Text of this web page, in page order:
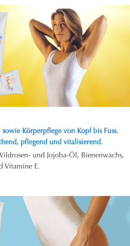
sowie Körperpflege von Kopf bis Fuss.
pflegend und vitalisierend.
und Jojoba-Öl, Bienenwachs,
Vitamine E.